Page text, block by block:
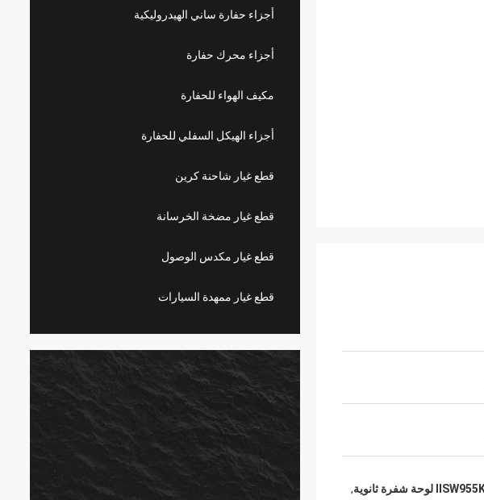
أجزاء حفارة ساني الهيدروليكية
أجزاء محرك حفارة
مكيف الهواء للحفارة
أجزاء الهيكل السفلي للحفارة
قطع غيار شاحنة كرين
قطع غيار مضخة الخرسانة
قطع غيار مكدس الوصول
قطع غيار ممهدة السيارات
,